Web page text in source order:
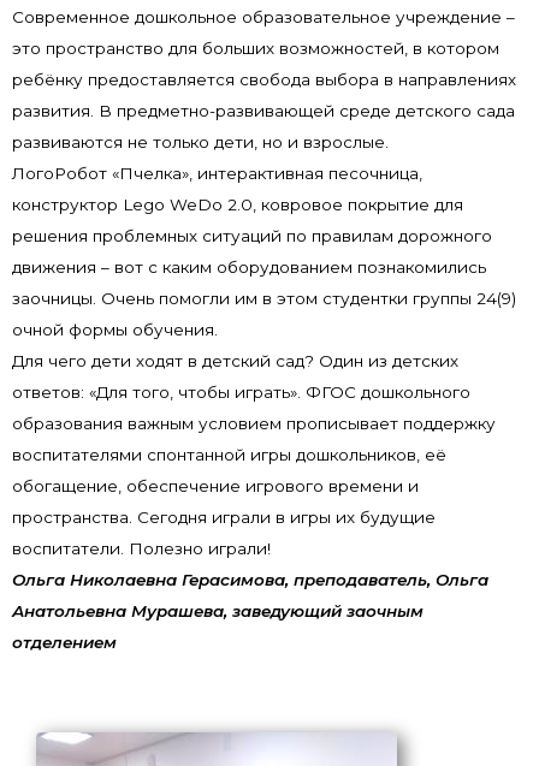
Современное дошкольное образовательное учреждение –
это пространство для больших возможностей, в котором
ребёнку предоставляется свобода выбора в направлениях
развития. В предметно-развивающей среде детского сада
развиваются не только дети, но и взрослые.
ЛогоРобот «Пчелка», интерактивная песочница,
конструктор Lego WeDo 2.0, ковровое покрытие для
решения проблемных ситуаций по правилам дорожного
движения – вот с каким оборудованием познакомились
заочницы. Очень помогли им в этом студентки группы 24(9)
очной формы обучения.
Для чего дети ходят в детский сад? Один из детских
ответов: «Для того, чтобы играть». ФГОС дошкольного
образования важным условием прописывает поддержку
воспитателями спонтанной игры дошкольников, её
обогащение, обеспечение игрового времени и
пространства. Сегодня играли в игры их будущие
воспитатели. Полезно играли!
Ольга Николаевна Герасимова, преподаватель, Ольга
Анатольевна Мурашева, заведующий заочным
отделением